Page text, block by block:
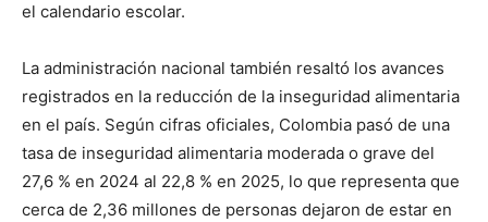
el calendario escolar.
La administración nacional también resaltó los avances
registrados en la reducción de la inseguridad alimentaria
en el país. Según cifras oficiales, Colombia pasó de una
tasa de inseguridad alimentaria moderada o grave del
27,6 % en 2024 al 22,8 % en 2025, lo que representa que
cerca de 2,36 millones de personas dejaron de estar en